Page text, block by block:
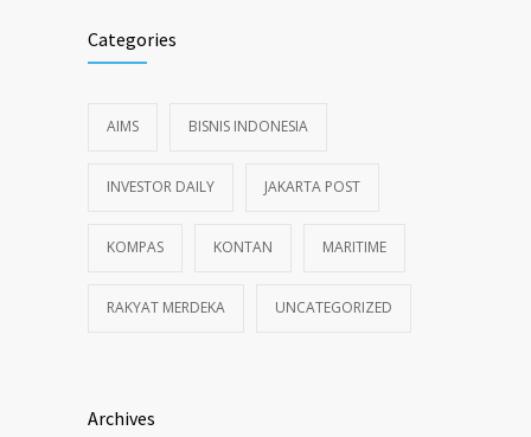
Categories
AIMS BISNIS INDONESIA
INVESTOR DAILY JAKARTA POST
KOMPAS KONTAN MARITIME
RAKYAT MERDEKA UNCATEGORIZED
Archives